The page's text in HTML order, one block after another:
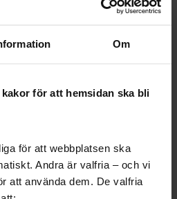
Om
för att hemsidan ska bli
för att webbplatsen ska
Andra är valfria – och vi
att använda dem. De valfria
har också skrivit en
i återhämtning. För
tid”.
av arbetstider